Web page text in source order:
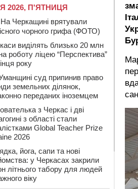
2026, П'ЯТНИЦЯ
На Черкащині врятували
чорного грифа (ФОТО)
виділять близько 20 млн
роботу ліцею “Перспектива”
року
суд припинив право
земельних ділянок,
переданих іноземцем
з Черкас і дві
з області стали
Global Teacher Prize
2026
йога, сапи та нові
у Черкасах закрили
літнього табору для людей
віку